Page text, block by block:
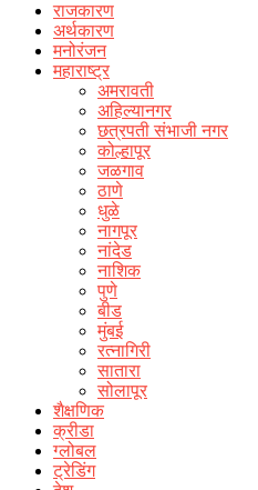
राजकारण
अर्थकारण
मनोरंजन
महाराष्ट्र
अमरावती
अहिल्यानगर
छत्रपती संभाजी नगर
कोल्हापूर
जळगाव
ठाणे
धुळे
नागपूर
नांदेड
नाशिक
पुणे
बीड
मुंबई
रत्नागिरी
सातारा
सोलापूर
शैक्षणिक
क्रीडा
ग्लोबल
ट्रेडिंग